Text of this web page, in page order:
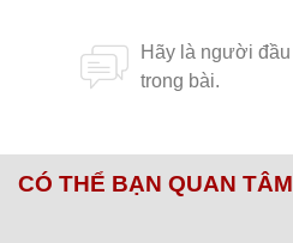
CÓ THỂ BẠN QUAN TÂM